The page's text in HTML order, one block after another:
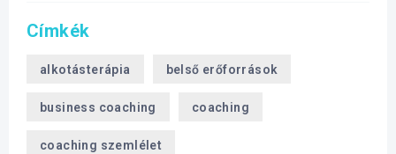
Címkék
alkotásterápia belső erőforrások
business coaching coaching
coaching szemlélet